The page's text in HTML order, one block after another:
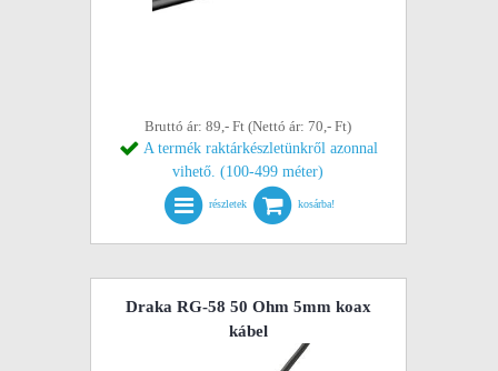
Bruttó ár: 89,- Ft (Nettó ár: 70,- Ft)
A termék raktárkészletünkről azonnal
vihető. (100-499 méter)
részletek kosárba!
Draka RG-58 50 Ohm 5mm koax
kábel